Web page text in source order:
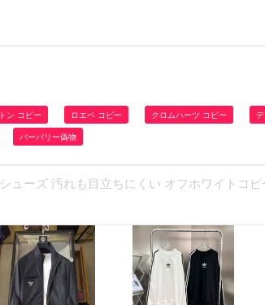
ン コピー ロエベ コピー クロムハーツ コピー
バーバリー偽物
ューズ 汚れも目立ちにくい オフホワイトコ